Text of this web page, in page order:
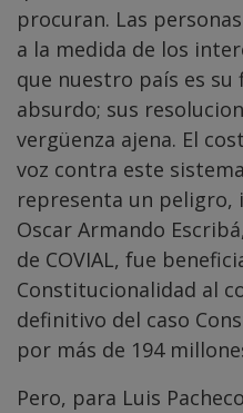
procuran. Las
a la medida de los
que nuestro país es su
absurdo; sus
vergüenza ajena. El
voz contra este
representa un peligro,
Oscar Armando
de COVIAL, fue
Constitucionalidad al
definitivo del caso
por más de 194
Pero, para Luis